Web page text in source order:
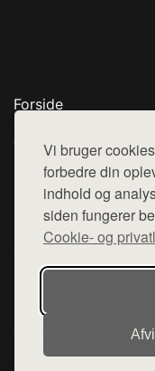
Vi bruger
forbedre din
indhold og
siden fungerer
Cookie- og
Forside
Top Rabatter
Blog
Kontakt
Denne side er en del
hjemmesider med
diverse webshops.
henviser til de shops,